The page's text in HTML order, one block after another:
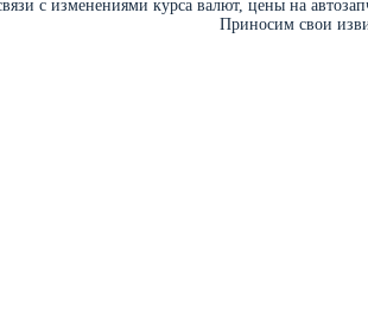
с изменениями курса валют, цены на
Приносим свои